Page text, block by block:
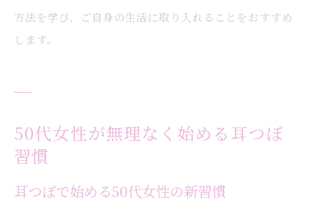
方法を学び、ご自身の生活に取り入れることをおすすめ
します。
50代女性が無理なく始める耳つぼ
習慣
耳つぼで始める50代女性の新習慣